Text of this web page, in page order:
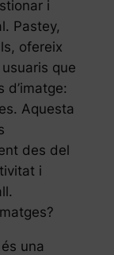
i
Pastey,
ofereix
que
Aquesta
des del
i
una